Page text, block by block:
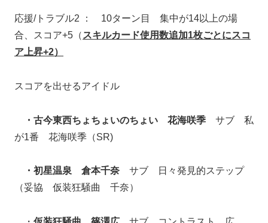
応援/トラブル2 ： 10ターン目 集中が14以上の場
合、スコア+5（ スキルカード使用数追加1枚ごとにスコ
ア上昇+2）
スコアを出せるアイドル
・古今東西ちょちょいのちょい 花海咲季 サブ 私
が1番 花海咲季（SR)
・初星温泉 倉本千奈 サブ 日々発見的ステップ
（妥協 仮装狂騒曲 千奈）